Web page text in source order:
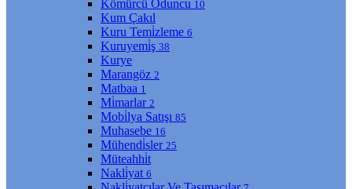
Kömürcü Oduncu 10
Kum Çakıl
Kuru Temi̇zleme 6
Kuruyemi̇ş 38
Kurye
Marangöz 2
Matbaa 1
Mi̇marlar 2
Mobi̇lya Satışı 85
Muhasebe 16
Mühendi̇sler 25
Müteahhi̇t
Nakli̇yat 6